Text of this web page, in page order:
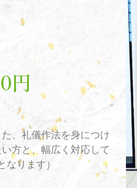
円
、礼儀作法を身につけ
方と、幅広く対応して
ります）